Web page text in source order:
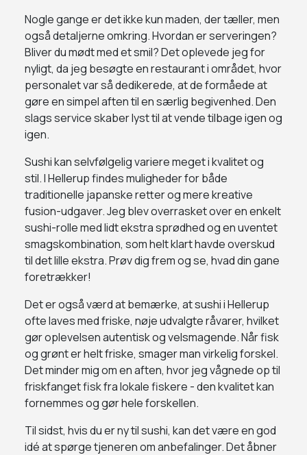
Nogle gange er det ikke kun maden, der tæller, men
også detaljerne omkring. Hvordan er serveringen?
Bliver du mødt med et smil? Det oplevede jeg for
nyligt, da jeg besøgte en restaurant i området, hvor
personalet var så dedikerede, at de formåede at
gøre en simpel aften til en særlig begivenhed. Den
slags service skaber lyst til at vende tilbage igen og
igen.
Sushi kan selvfølgelig variere meget i kvalitet og
stil. I Hellerup findes muligheder for både
traditionelle japanske retter og mere kreative
fusion-udgaver. Jeg blev overrasket over en enkelt
sushi-rolle med lidt ekstra sprødhed og en uventet
smagskombination, som helt klart havde overskud
til det lille ekstra. Prøv dig frem og se, hvad din gane
foretrækker!
Det er også værd at bemærke, at sushi i Hellerup
ofte laves med friske, nøje udvalgte råvarer, hvilket
gør oplevelsen autentisk og velsmagende. Når fisk
og grønt er helt friske, smager man virkelig forskel.
Det minder mig om en aften, hvor jeg vågnede op til
friskfanget fisk fra lokale fiskere - den kvalitet kan
fornemmes og gør hele forskellen.
Til sidst, hvis du er ny til sushi, kan det være en god
idé at spørge tjeneren om anbefalinger. Det åbner